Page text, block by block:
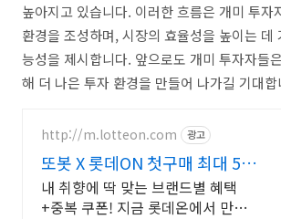
높아지고 있습니다. 이러한 흐름은 개미 투자
환경을 조성하며, 시장의 효율성을 높이는 데
능성을 제시합니다. 앞으로도 개미 투자자들
해 더 나은 투자 환경을 만들어 나가길 기대합
http://m.lotteon.com 광고
또봇 X 롯데ON 첫구매 최대 5천
원 혜택!
내 취향에 딱 맞는 브랜드별 혜택
+중복 쿠폰! 지금 롯데온에서 만나